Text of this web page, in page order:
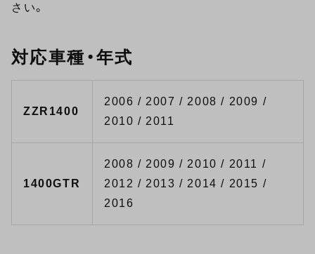
さい。
対応車種・年式
ZZR1400
2006 / 2007 / 2008 / 2009 /
2010 / 2011
1400GTR
2008 / 2009 / 2010 / 2011 /
2012 / 2013 / 2014 / 2015 /
2016